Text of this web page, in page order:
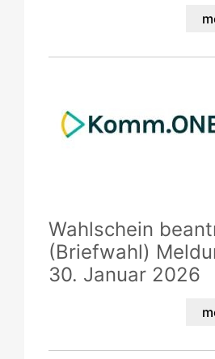
Wahlschein
(Briefwahl)
30. Januar 2026